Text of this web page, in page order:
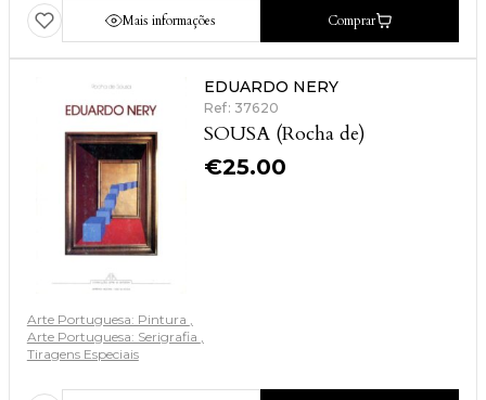
Mais informações Comprar
EDUARDO NERY
Ref: 37620
SOUSA (Rocha de)
€25.00
Arte Portuguesa: Pintura
Arte Portuguesa: Serigrafia
Tiragens Especiais